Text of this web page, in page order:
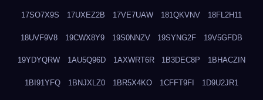
17SO7X9S 17UXEZ2B 17VE7UAW 181QKVNV 18FL2H11
18UVF9V8 19CWX8Y9 19S0NNZV 19SYNG2F 19V5GFDB
19YDYQRW 1AU5Q96D 1AXWRT6R 1B3DEC8P 1BHACZIN
1BI91YFQ 1BNJXLZ0 1BR5X4KO 1CFFT9FI 1D9U2JR1